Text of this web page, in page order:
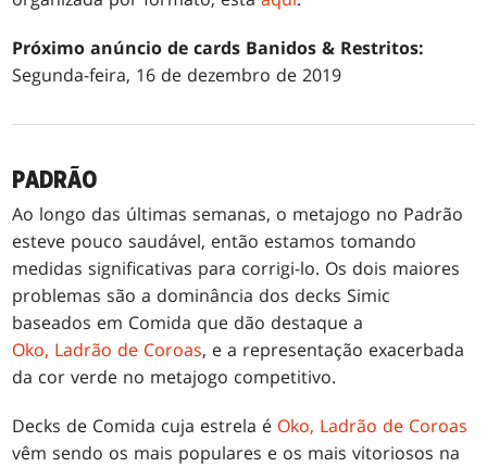
Próximo anúncio de cards Banidos & Restritos:
Segunda-feira, 16 de dezembro de 2019
PADRÃO
Ao longo das últimas semanas, o metajogo no Padrão
esteve pouco saudável, então estamos tomando
medidas significativas para corrigi-lo. Os dois maiores
problemas são a dominância dos decks Simic
baseados em Comida que dão destaque a
Oko, Ladrão de Coroas, e a representação exacerbada
da cor verde no metajogo competitivo.
Decks de Comida cuja estrela é Oko, Ladrão de Coroas
vêm sendo os mais populares e os mais vitoriosos na